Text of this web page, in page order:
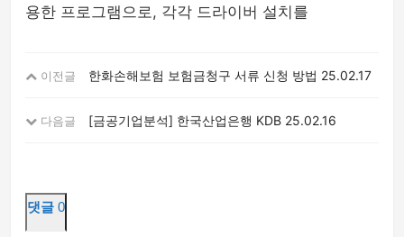
용한 프로그램으로, 각각 드라이버 설치를
이전글 한화손해보험 보험금청구 서류 신청 방법 25.02.17
다음글 [금공기업분석] 한국산업은행 KDB 25.02.16
댓글 0